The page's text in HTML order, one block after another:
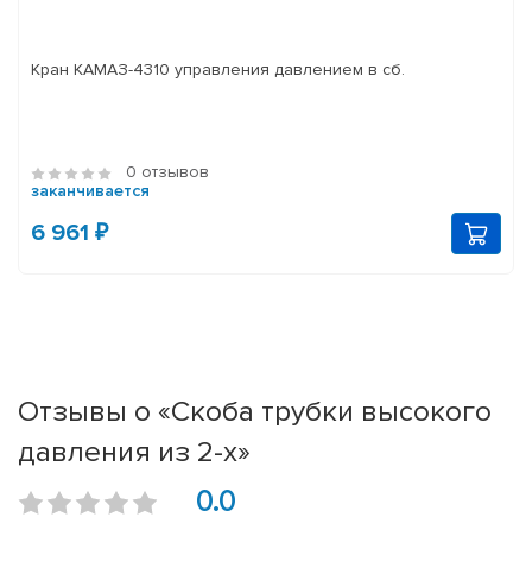
Кран КАМАЗ-4310 управления давлением в сб.
0 отзывов
заканчивается
6 961 ₽
Отзывы о «Скоба трубки высокого
давления из 2-х»
0.0